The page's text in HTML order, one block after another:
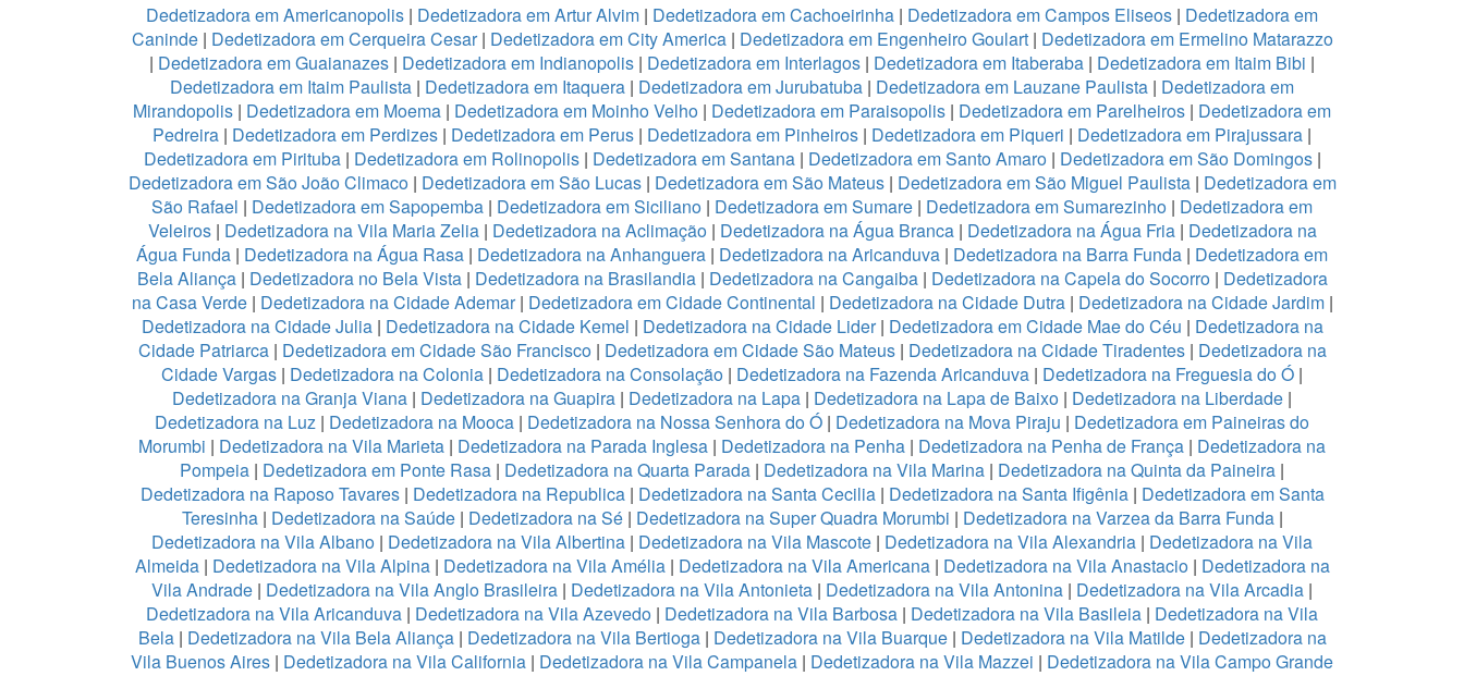
Dedetizadora em Americanopolis | Dedetizadora em Artur Alvim | Dedetizadora em Cachoeirinha | Dedetizadora em Campos Eliseos | Dedetizadora em
Caninde| Dedetizadora em Cerqueira Cesar| Dedetizadora em City America | Dedetizadora em Engenheiro Goulart | Dedetizadora em Ermelino Matarazzo
| Dedetizadora em Guaianazes | Dedetizadora em Indianopolis | Dedetizadora em Interlagos | Dedetizadora em Itaberaba | Dedetizadora em Itaim Bibi |
Dedetizadora em Itaim Paulista | Dedetizadora em Itaquera | Dedetizadora em Jurubatuba | Dedetizadora em Lauzane Paulista | Dedetizadora em
Mirandopolis | Dedetizadora em Moema | Dedetizadora em Moinho Velho | Dedetizadora em Paraisopolis | Dedetizadora em Parelheiros | Dedetizadora em
Pedreira | Dedetizadora em Perdizes | Dedetizadora em Perus | Dedetizadora em Pinheiros | Dedetizadora em Piqueri | Dedetizadora em Pirajussara |
Dedetizadora em Pirituba| Dedetizadora em Rolinopolis| Dedetizadora em Santana| Dedetizadora em Santo Amaro| Dedetizadora em São Domingos|
Dedetizadora em São João Climaco| Dedetizadora em São Lucas| Dedetizadora em São Mateus | Dedetizadora em São Miguel Paulista| Dedetizadora em
São Rafael | Dedetizadora em Sapopemba | Dedetizadora em Siciliano | Dedetizadora em Sumare | Dedetizadora em Sumarezinho | Dedetizadora em
Veleiros| Dedetizadora na Vila Maria Zelia| Dedetizadora na Aclimação| Dedetizadora na Água Branca| Dedetizadora na Água Fria| Dedetizadora na
Água Funda | Dedetizadora na Água Rasa | Dedetizadora na Anhanguera | Dedetizadora na Aricanduva | Dedetizadora na Barra Funda | Dedetizadora em
Bela Aliança | Dedetizadora no Bela Vista| Dedetizadora na Brasilandia| Dedetizadora na Cangaiba| Dedetizadora na Capela do Socorro | Dedetizadora
na Casa Verde| Dedetizadora na Cidade Ademar| Dedetizadora em Cidade Continental | Dedetizadora na Cidade Dutra | Dedetizadora na Cidade Jardim|
Dedetizadora na Cidade Julia | Dedetizadora na Cidade Kemel | Dedetizadora na Cidade Lider| Dedetizadora em Cidade Mae do Céu | Dedetizadora na
Cidade Patriarca| Dedetizadora em Cidade São Francisco | Dedetizadora em Cidade São Mateus| Dedetizadora na Cidade Tiradentes| Dedetizadora na
Cidade Vargas | Dedetizadora na Colonia | Dedetizadora na Consolação | Dedetizadora na Fazenda Aricanduva | Dedetizadora na Freguesia do Ó |
Dedetizadora na Granja Viana | Dedetizadora na Guapira | Dedetizadora na Lapa | Dedetizadora na Lapa de Baixo | Dedetizadora na Liberdade |
Dedetizadora na Luz | Dedetizadora na Mooca | Dedetizadora na Nossa Senhora do Ó | Dedetizadora na Mova Piraju | Dedetizadora em Paineiras do
Morumbi | Dedetizadora na Vila Marieta | Dedetizadora na Parada Inglesa | Dedetizadora na Penha | Dedetizadora na Penha de França | Dedetizadora na
Pompeia | Dedetizadora em Ponte Rasa | Dedetizadora na Quarta Parada | Dedetizadora na Vila Marina | Dedetizadora na Quinta da Paineira |
Dedetizadora na Raposo Tavares| Dedetizadora na Republica| Dedetizadora na Santa Cecilia| Dedetizadora na Santa Ifigênia | Dedetizadora em Santa
Teresinha| Dedetizadora na Saúde| Dedetizadora na Sé| Dedetizadora na Super Quadra Morumbi | Dedetizadora na Varzea da Barra Funda|
Dedetizadora na Vila Albano | Dedetizadora na Vila Albertina | Dedetizadora na Vila Mascote | Dedetizadora na Vila Alexandria | Dedetizadora na Vila
Almeida | Dedetizadora na Vila Alpina | Dedetizadora na Vila Amélia | Dedetizadora na Vila Americana| Dedetizadora na Vila Anastacio| Dedetizadora na
Vila Andrade | Dedetizadora na Vila Anglo Brasileira | Dedetizadora na Vila Antonieta | Dedetizadora na Vila Antonina | Dedetizadora na Vila Arcadia |
Dedetizadora na Vila Aricanduva | Dedetizadora na Vila Azevedo | Dedetizadora na Vila Barbosa | Dedetizadora na Vila Basileia | Dedetizadora na Vila
Bela| Dedetizadora na Vila Bela Aliança| Dedetizadora na Vila Bertioga| Dedetizadora na Vila Buarque| Dedetizadora na Vila Matilde| Dedetizadora na
Vila Buenos Aires | Dedetizadora na Vila California | Dedetizadora na Vila Campanela | Dedetizadora na Vila Mazzei | Dedetizadora na Vila Campo Grande